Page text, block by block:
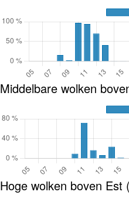
Middelbare wolken
Hoge wolken boven Est